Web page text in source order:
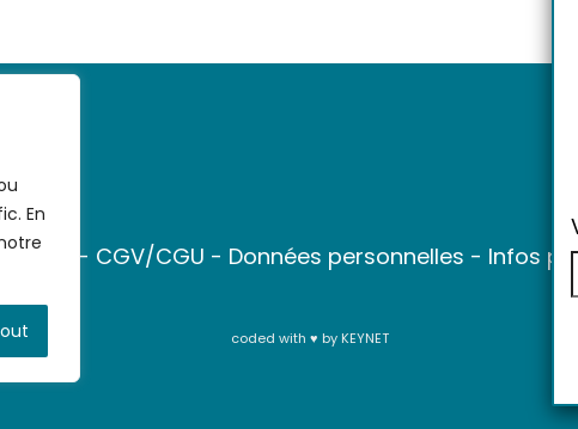
En
- CGV/CGU - Données personnelles - Infos
coded with ♥ by KEYNET